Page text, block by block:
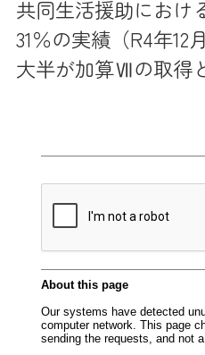
共同生活援助におけ
31％の実績（R4年12
大半が加算Ⅶの取得